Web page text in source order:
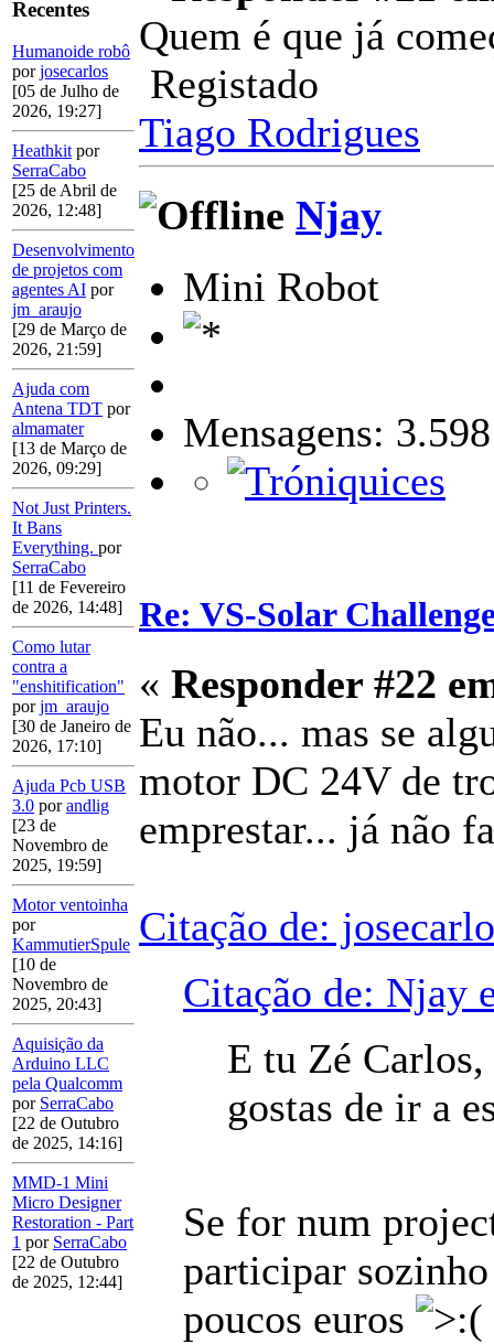
Recentes
Humanoide robô
porjosecarlos
[05 de Julho de
2026, 19:27]
Heathkit por
SerraCabo
[25 de Abril de
2026, 12:48]
Desenvolvimento
de projetos com
agentes AI por
jm_araujo
[29 de Março de
2026, 21:59]
Ajuda com
Antena TDT por
almamater
[13 de Março de
2026, 09:29]
Not Just Printers.
It Bans
Everything. por
SerraCabo
[11 de Fevereiro
de 2026, 14:48]
Como lutar
contra a
"enshitification"
porjm_araujo
[30 de Janeiro de
2026, 17:10]
Ajuda Pcb USB
3.0 porandlig
[23 de
Novembro de
2025, 19:59]
Motor ventoinha
por
KammutierSpule
[10 de
Novembro de
2025, 20:43]
Aquisição da
Arduino LLC
pela Qualcomm
por SerraCabo
[22 de Outubro
de 2025, 14:16]
MMD-1 Mini
Micro Designer
Restoration - Part
1 por SerraCabo
[22 de Outubro
de 2025, 12:44]
Quem é que já
Registado
Tiago Rodrigues
Njay
Mini Robot
Mensagens: 3.598
Re: VS-Solar
« Responder #22
Eu não... mas se
motor DC 24V de
emprestar... já não
Citação de:
Citação de: Njay
E tu Zé
gostas de ir a
Se for num
participar
poucos euros